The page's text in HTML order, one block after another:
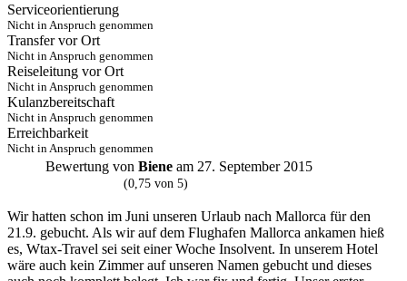
Serviceorientierung
Nicht in Anspruch genommen
Transfer vor Ort
Nicht in Anspruch genommen
Reiseleitung vor Ort
Nicht in Anspruch genommen
Kulanzbereitschaft
Nicht in Anspruch genommen
Erreichbarkeit
Nicht in Anspruch genommen
Bewertung von Biene am 27. September 2015
(0,75 von 5)
Wir hatten schon im Juni unseren Urlaub nach Mallorca für den
21.9. gebucht. Als wir auf dem Flughafen Mallorca ankamen hieß
es, Wtax-Travel sei seit einer Woche Insolvent. In unserem Hotel
wäre auch kein Zimmer auf unseren Namen gebucht und dieses